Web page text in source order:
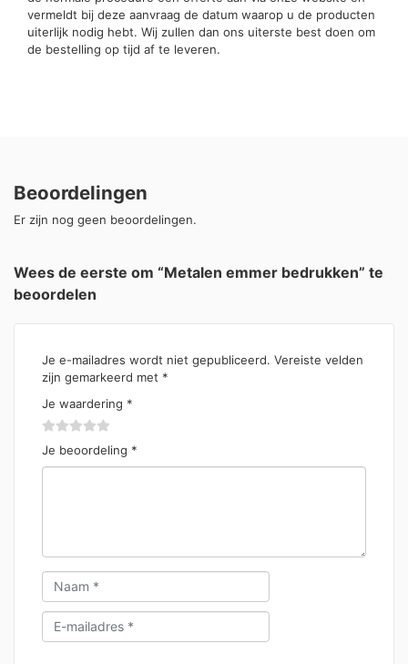
vermeldt bij deze aanvraag de datum waarop u de producten
uiterlijk nodig hebt. Wij zullen dan ons uiterste best doen om
de bestelling op tijd af te leveren.
Beoordelingen
Er zijn nog geen beoordelingen.
Wees de eerste om “Metalen emmer bedrukken” te
beoordelen
Je e-mailadres wordt niet gepubliceerd. Vereiste velden
zijn gemarkeerd met *
Je waardering *
Je beoordeling *